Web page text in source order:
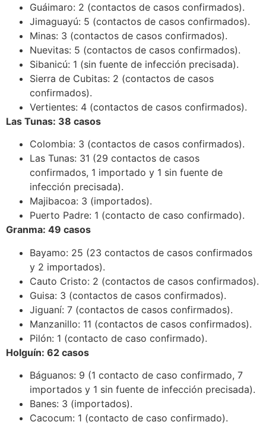
Guáimaro: 2 (contactos de casos confirmados).
Jimaguayú: 5 (contactos de casos confirmados).
Minas: 3 (contactos de casos confirmados).
Nuevitas: 5 (contactos de casos confirmados).
Sibanicú: 1 (sin fuente de infección precisada).
Sierra de Cubitas: 2 (contactos de casos
confirmados).
Vertientes: 4 (contactos de casos confirmados).
Las Tunas: 38 casos
Colombia: 3 (contactos de casos confirmados).
Las Tunas: 31 (29 contactos de casos
confirmados, 1 importado y 1 sin fuente de
infección precisada).
Majibacoa: 3 (importados).
Puerto Padre: 1 (contacto de caso confirmado).
Granma: 49 casos
Bayamo: 25 (23 contactos de casos confirmados
y 2 importados).
Cauto Cristo: 2 (contactos de casos confirmados).
Guisa: 3 (contactos de casos confirmados).
Jiguaní: 7 (contactos de casos confirmados).
Manzanillo: 11 (contactos de casos confirmados).
Pilón: 1 (contacto de caso confirmado).
Holguín: 62 casos
Báguanos: 9 (1 contacto de caso confirmado, 7
importados y 1 sin fuente de infección precisada).
Banes: 3 (importados).
Cacocum: 1 (contacto de caso confirmado).